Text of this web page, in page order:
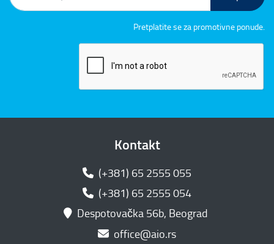
Pretplatite se za promotivne ponude.
Kontakt
(+381) 65 2555 055
(+381) 65 2555 054
Despotovačka 56b, Beograd
office@aio.rs